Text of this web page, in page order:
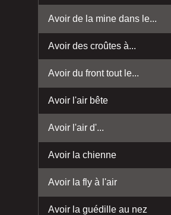
Avoir de la mine dans le...
Avoir des croûtes à...
Avoir du front tout le...
Avoir l'air bête
Avoir l'air d'...
Avoir la chienne
Avoir la fly à l'air
Avoir la guédille au nez